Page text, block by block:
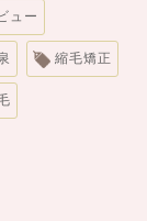
ュー
縮毛矯正